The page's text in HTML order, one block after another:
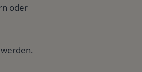
oder